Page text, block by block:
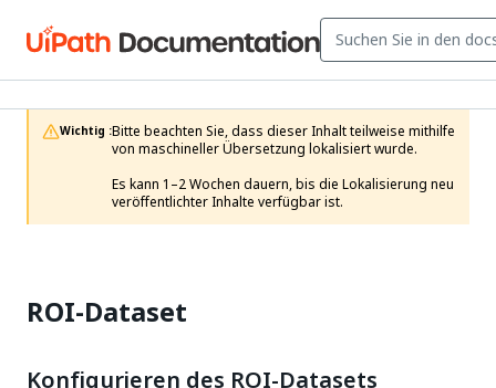
Wichtig :Bitte beachten Sie, dass dieser Inhalt teilweise mithilfe
von maschineller Übersetzung lokalisiert wurde.
Es kann 1–2 Wochen dauern, bis die Lokalisierung neu
veröffentlichter Inhalte verfügbar ist.
ROI-Dataset
Konfigurieren des ROI-Datasets